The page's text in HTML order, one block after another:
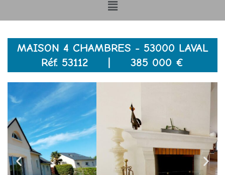
MAISON 4 CHAMBRES - 53000 LAVAL
Réf. 53112 | 385 000 €